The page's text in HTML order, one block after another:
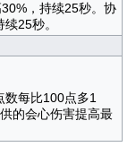
，持续25秒。协
25秒。
数每比100点多1
的会心伤害提高最